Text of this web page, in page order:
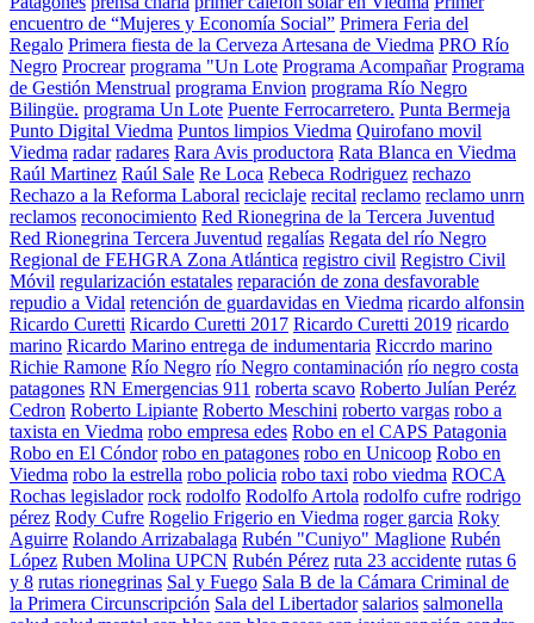
encuentro de “Mujeres y Economía Social” Primera Feria del
Regalo Primera fiesta de la Cerveza Artesana de Viedma PRO Río
Negro Procrear programa "Un Lote Programa Acompañar Programa
de Gestión Menstrual programa Envion programa Río Negro
Bilingüe. programa Un Lote Puente Ferrocarretero. Punta Bermeja
Punto Digital Viedma Puntos limpios Viedma Quirofano movil
Viedma radar radares Rara Avis productora Rata Blanca en Viedma
Raúl Martinez Raúl Sale Re Loca Rebeca Rodriguez rechazo
Rechazo a la Reforma Laboral reciclaje recital reclamo reclamo unrn
reclamos reconocimiento Red Rionegrina de la Tercera Juventud
Red Rionegrina Tercera Juventud regalías Regata del río Negro
Regional de FEHGRA Zona Atlántica registro civil Registro Civil
Móvil regularización estatales reparación de zona desfavorable
repudio a Vidal retención de guardavidas en Viedma ricardo alfonsin
Ricardo Curetti Ricardo Curetti 2017 Ricardo Curetti 2019 ricardo
marino Ricardo Marino entrega de indumentaria Riccrdo marino
Richie Ramone Río Negro río Negro contaminación río negro costa
patagones RN Emergencias 911 roberta scavo Roberto Julían Peréz
Cedron Roberto Lipiante Roberto Meschini roberto vargas robo a
taxista en Viedma robo empresa edes Robo en el CAPS Patagonia
Robo en El Cóndor robo en patagones robo en Unicoop Robo en
Viedma robo la estrella robo policia robo taxi robo viedma ROCA
Rochas legislador rock rodolfo Rodolfo Artola rodolfo cufre rodrigo
pérez Rody Cufre Rogelio Frigerio en Viedma roger garcia Roky
Aguirre Rolando Arrizabalaga Rubén "Cuniyo" Maglione Rubén
López Ruben Molina UPCN Rubén Pérez ruta 23 accidente rutas 6
y 8 rutas rionegrinas Sal y Fuego Sala B de la Cámara Criminal de
la Primera Circunscripción Sala del Libertador salarios salmonella